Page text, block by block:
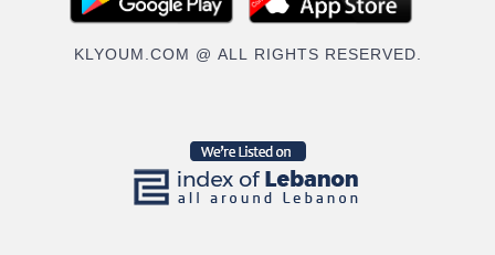
KLYOUM.COM @ ALL RIGHTS RESERVED.